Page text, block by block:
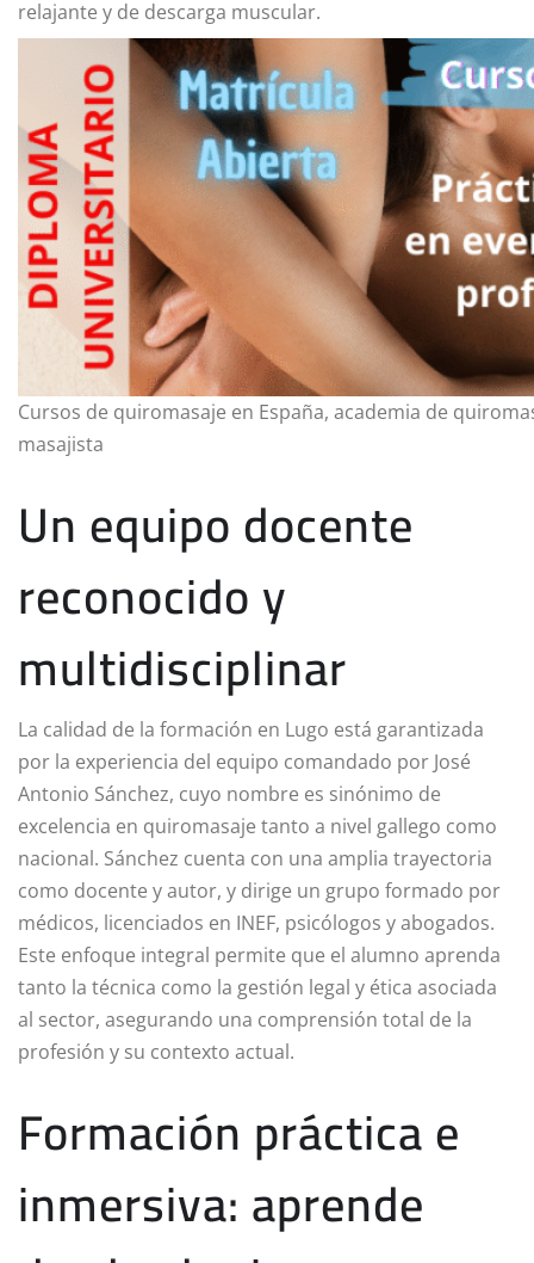
relajante y de descarga muscular.
Cursos de quiromasaje en España, academia de
masajista
Un equipo docente
reconocido y
multidisciplinar
La calidad de la formación en Lugo está garantizada
por la experiencia del equipo comandado por José
Antonio Sánchez, cuyo nombre es sinónimo de
excelencia en quiromasaje tanto a nivel gallego como
nacional. Sánchez cuenta con una amplia trayectoria
como docente y autor, y dirige un grupo formado por
médicos, licenciados en INEF, psicólogos y abogados.
Este enfoque integral permite que el alumno aprenda
tanto la técnica como la gestión legal y ética asociada
al sector, asegurando una comprensión total de la
profesión y su contexto actual.
Formación práctica e
inmersiva: aprende